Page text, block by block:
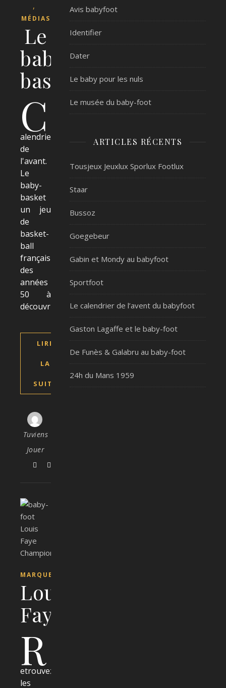
,
MÉDIAS
Le
baby-
basket
C
alendrier
de
l'avant.
Le
baby-
basket
un jeu
de
basket-
ball
français
des
années
50 à
découvrir
LIRE
LA
SUITE
Tuviens
Jouer
MARQUE
Louis
Faye
R
etrouvez
les
Avis babyfoot
Identifier
Dater
Le baby pour les nuls
Le musée du baby-foot
ARTICLES RÉCENTS
Tousjeux Jeuxlux Sporlux Footlux
Staar
Bussoz
Goegebeur
Gabin et Mondy au babyfoot
Sportfoot
Le calendrier de l’avent du babyfoot
Gaston Lagaffe et le baby-foot
De Funès & Galabru au baby-foot
24h du Mans 1959